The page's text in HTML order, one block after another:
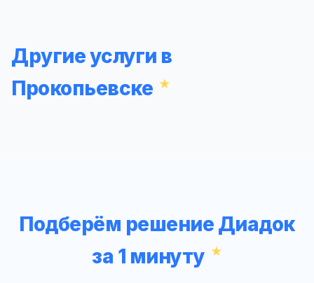
Другие услуги в
Прокопьевске
Подберём решение Диадок
за 1 минуту